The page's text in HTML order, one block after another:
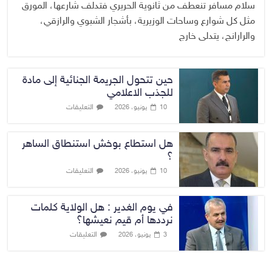
سلام مسافر تنعطف من ثانوية الحريري فتدلف شارعها، المورق
مثل كل شوارع وساحات الوزيرية، بأشجار الشبوي والرازقي،
والرارانج، يتدلى خارج
حين تتحول الجريمة الجنائية إلى مادة
للجذب الاعلامي
10 يونيو، 2026 التعليقات
هل استطاع بوخش استنطاق الساهر
؟
10 يونيو، 2026 التعليقات
في يوم الغدير : هل الولاية كلمات
نرددها أم قيم نعيشها؟
3 يونيو، 2026 التعليقات